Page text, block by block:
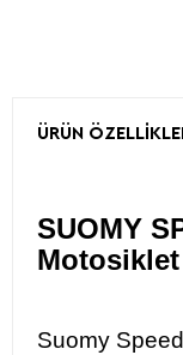
ÜRÜN
SUOMY
Motosiklet
Suomy